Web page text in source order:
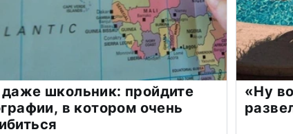
школьник: пройдите
в котором очень
«Ну